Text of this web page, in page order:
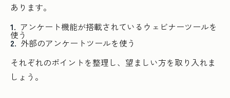
あります。
アンケート機能が搭載されているウェビナーツールを
使う
外部のアンケートツールを使う
それぞれのポイントを整理し、望ましい方を取り入れま
しょう。